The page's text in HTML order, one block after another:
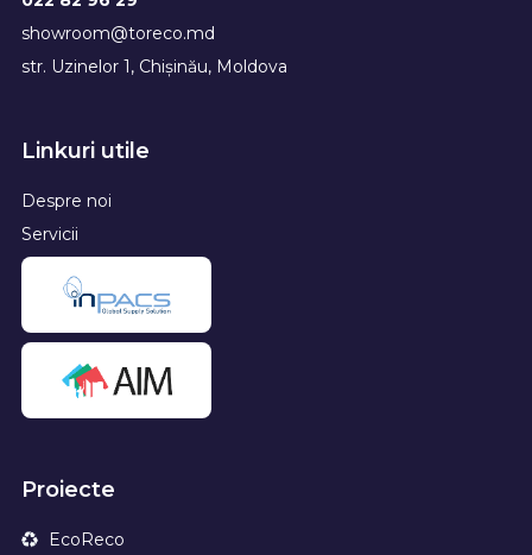
showroom@toreco.md
str. Uzinelor 1, Chișinău, Moldova
Linkuri utile
Despre noi
Servicii
Proiecte
EcoReco